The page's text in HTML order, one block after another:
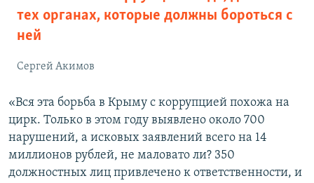
тех органах, которые должны бороться с
ней
Сергей Акимов
«Вся эта борьба в Крыму с коррупцией похожа на
цирк. Только в этом году выявлено около 700
нарушений, а исковых заявлений всего на 14
миллионов рублей, не маловато ли? 350
должностных лиц привлечено к ответственности, и